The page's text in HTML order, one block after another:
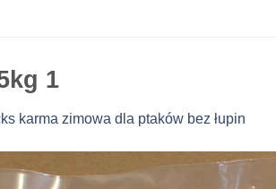
1
karma zimowa dla ptaków bez łupin